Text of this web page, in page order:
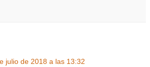
julio de 2018 a las 13:32